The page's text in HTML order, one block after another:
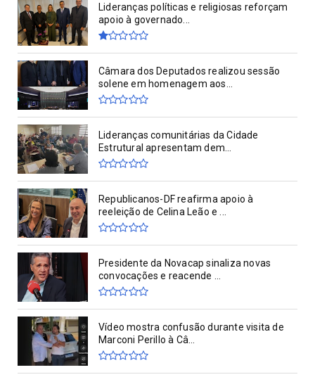
Lideranças políticas e religiosas reforçam
apoio à governado...
Câmara dos Deputados realizou sessão
solene em homenagem aos...
Lideranças comunitárias da Cidade
Estrutural apresentam dem...
Republicanos-DF reafirma apoio à
reeleição de Celina Leão e ...
Presidente da Novacap sinaliza novas
convocações e reacende ...
Vídeo mostra confusão durante visita de
Marconi Perillo à Câ...